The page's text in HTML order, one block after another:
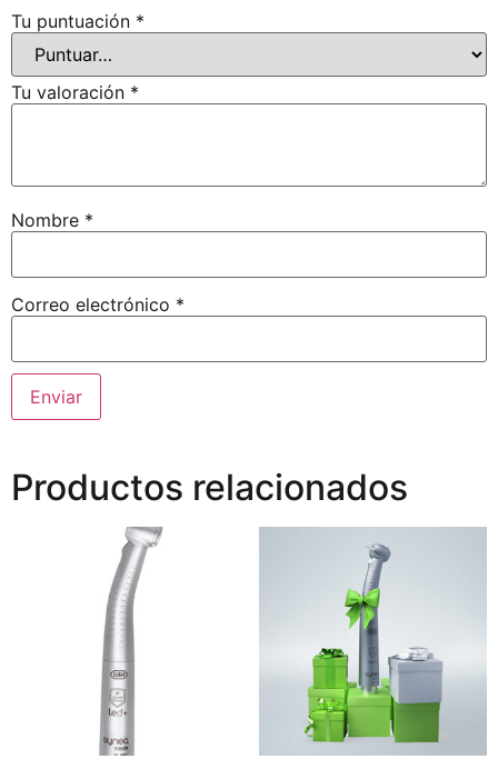
Tu puntuación *
Tu valoración *
Nombre *
Correo electrónico *
Productos relacionados